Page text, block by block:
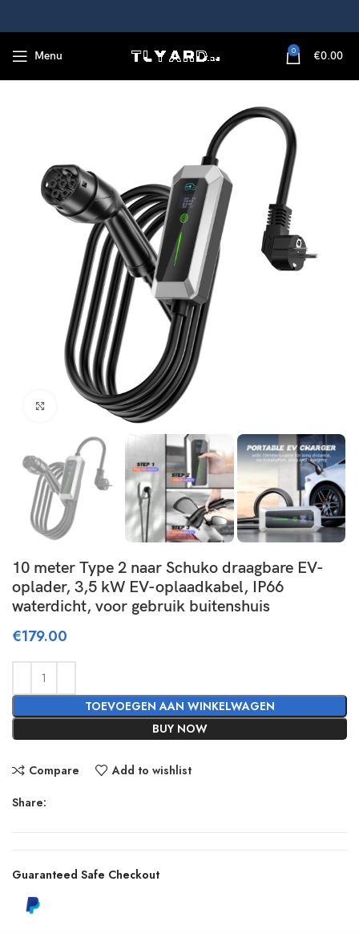
Menu 0 €0.00
Click to enlarge
10 meter Type 2 naar Schuko draagbare EV-
oplader, 3,5 kW EV-oplaadkabel, IP66
waterdicht, voor gebruik buitenshuis
€179.00
TOEVOEGEN AAN WINKELWAGEN
BUY NOW
Compare Add to wishlist
Share:
Guaranteed Safe Checkout